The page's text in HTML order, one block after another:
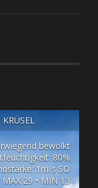
bewölkt
80%
1m/s SO
MAX 29 • MIN 13